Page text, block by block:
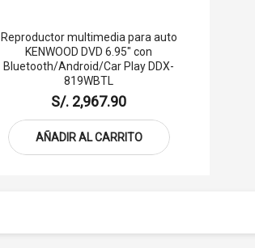
Reproductor multimedia para auto
KENWOOD DVD 6.95" con
Bluetooth/Android/Car Play DDX-
819WBTL
S/. 2,967.90
AÑADIR AL CARRITO